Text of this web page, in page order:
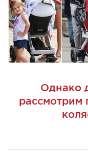
Однако
рассмотрим